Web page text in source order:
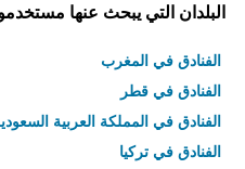
البلدان التي يبحث عنها
الفنادق في المغرب
الفنادق في قطر
الفنادق في المملكة العربية
الفنادق في تركيا